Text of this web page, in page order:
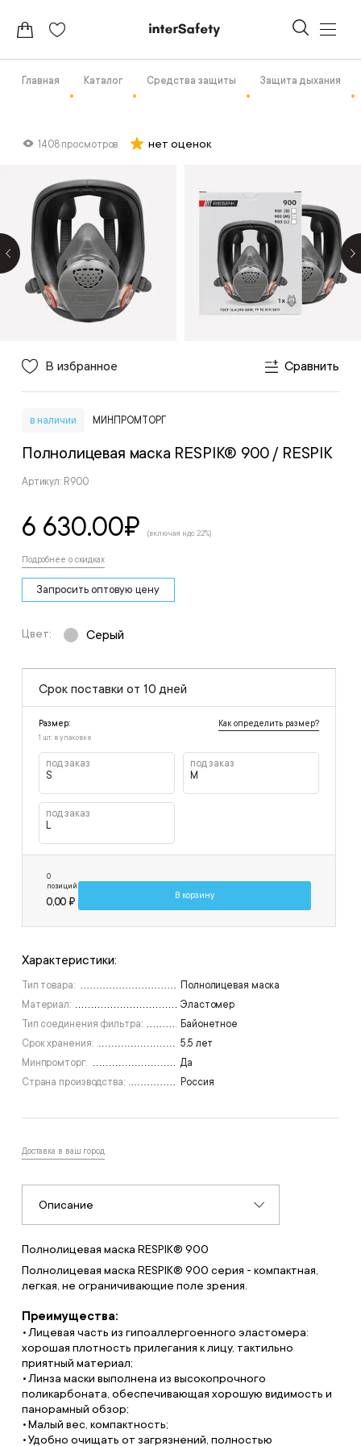
Главная Каталог Средства защиты Защита дыхания
1408 просмотров нет оценок
В избранное Сравнить
в наличии МИНПРОМТОРГ
Полнолицевая маска RESPIK® 900 / RESPIK
Артикул: R900
6 630.00₽ (включая ндс 22%)
Подробнее о скидках
Запросить оптовую цену
Цвет: Серый
Срок поставки от 10 дней
Размер: Как определить размер?
1 шт. в упаковке
под заказ
S
под заказ
M
под заказ
L
0
позиций
0,00 ₽
В корзину
Характеристики:
Тип товара:
Полнолицевая маска
Материал:
Эластомер
Тип соединения фильтра:
Байонетное
Срок хранения:
5,5 лет
Минпромторг:
Да
Страна производства:
Россия
Доставка в ваш город
Описание
Полнолицевая маска RESPIK® 900
Полнолицевая маска RESPIK® 900 серия - компактная,
легкая, не ограничивающие поле зрения.
Преимущества:
Лицевая часть из гипоаллергоенного эластомера:
хорошая плотность прилегания к лицу, тактильно
приятный материал;
Линза маски выполнена из высокопрочного
поликарбоната, обеспечивающая хорошую видимость и
панорамный обзор;
Малый вес, компактность;
Удобно очищать от загрязнений, полностью